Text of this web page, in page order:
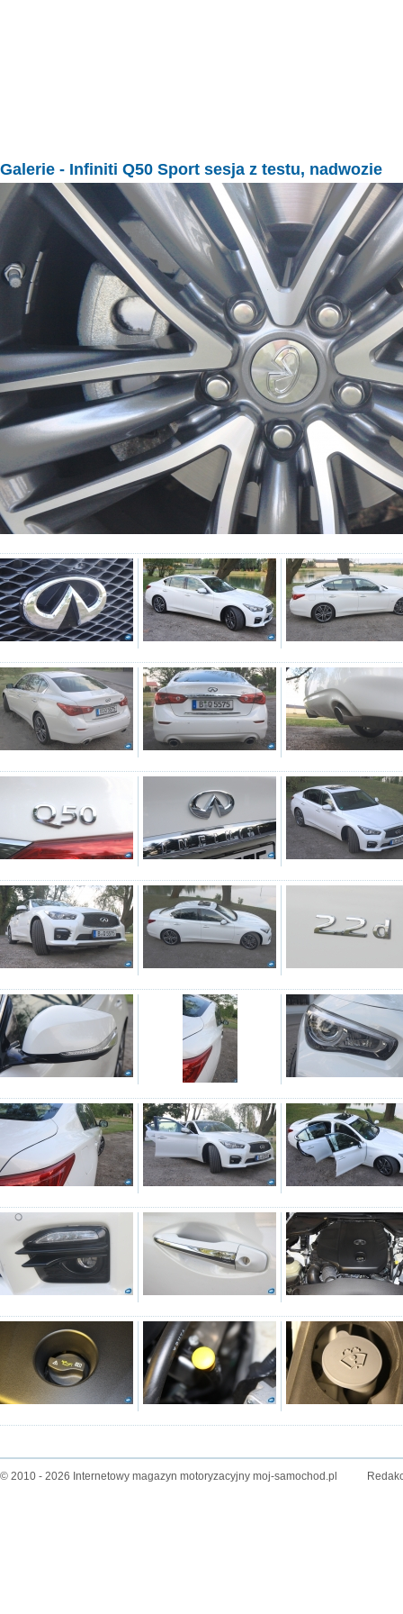
Galerie - Infiniti Q50 Sport sesja z testu, nadwozie
© 2010 - 2026 Internetowy magazyn motoryzacyjny moj-samochod.pl